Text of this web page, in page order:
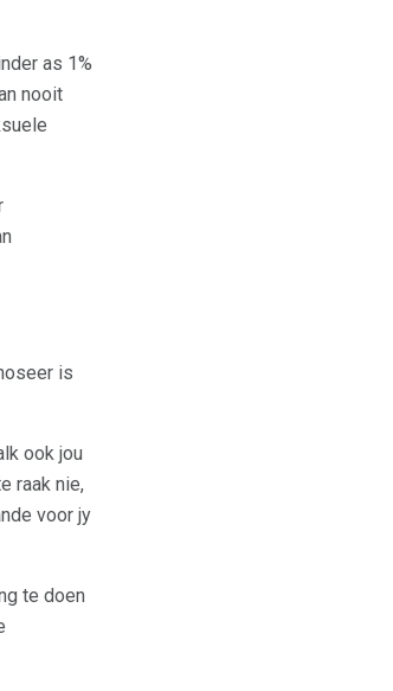
as 1%
nooit
is
ook jou
raak nie,
voor jy
te doen